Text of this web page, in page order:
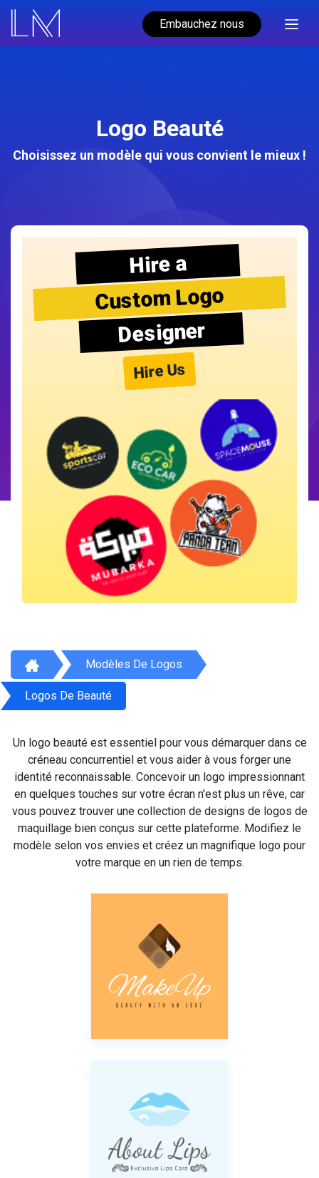
Embauchez nous
Logo Beauté
Choisissez un modèle qui vous convient le mieux !
Hire a
Custom Logo
Designer
Hire Us
Modèles De Logos
Logos De Beauté
Un logo beauté est essentiel pour vous démarquer dans ce
créneau concurrentiel et vous aider à vous forger une
identité reconnaissable. Concevoir un logo impressionnant
en quelques touches sur votre écran n'est plus un rêve, car
vous pouvez trouver une collection de designs de logos de
maquillage bien conçus sur cette plateforme. Modifiez le
modèle selon vos envies et créez un magnifique logo pour
votre marque en un rien de temps.